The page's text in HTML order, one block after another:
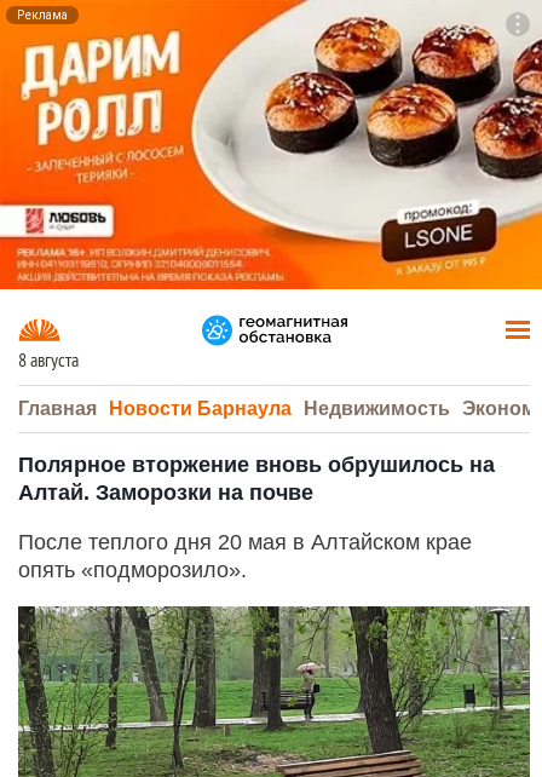
Реклама
8 августа
Главная Новости Барнаула Недвижимость
Полярное вторжение вновь обрушилось на
Алтай. Заморозки на почве
После теплого дня 20 мая в Алтайском крае
опять «подморозило».